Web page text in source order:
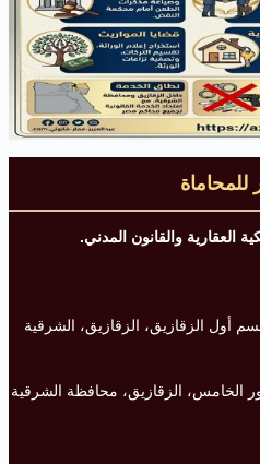
العقارية والقانون المدني.
أول الزقازيق، الزقازيق، الشرقية